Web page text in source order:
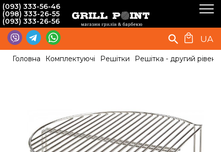
(093) 333-56-46
(098) 333-26-55
(093) 333-26-56
UA
Головна Комплектуючі Решітки Решітка - другий